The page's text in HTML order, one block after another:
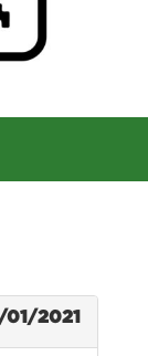
01/2021